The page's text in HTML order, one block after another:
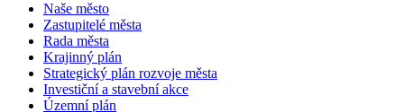
Naše město
Zastupitelé města
Rada města
Krajinný plán
Strategický plán rozvoje města
Investiční a stavební akce
Územní plán